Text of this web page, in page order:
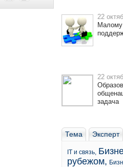
22
Малому
22
задача
Тема Эксперт
IT и связь,
рубежом,